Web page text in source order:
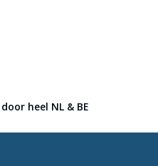
door heel NL & BE